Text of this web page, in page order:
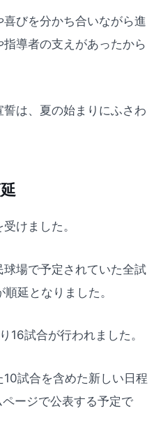
びを分かち合いながら進
導者の支えがあったから
は、夏の始まりにふさわ
けました。
場で予定されていた全試
延となりました。
16試合が行われました。
試合を含めた新しい日程
ージで公表する予定で